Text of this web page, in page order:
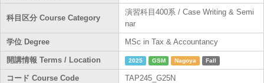
科目区分 Course Category
演習科目400系 / Case Writing & Semi
nar
学位 Degree MSc in Tax & Accountancy
開講情報 Terms / Location 2025 GSM Nagoya Fall
コード Course Code TAP245_G25N